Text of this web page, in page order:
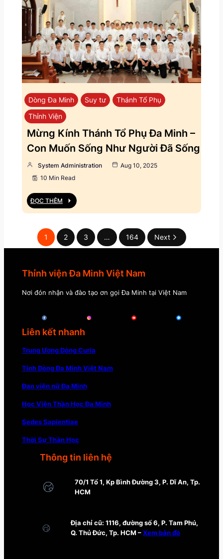
Dòng Đa Minh Suy tư
Thánh Tổ Phụ
Thỉnh Viện
Mừng Kính Thánh Tổ Phụ Đa Minh –
Con Muốn Sống Như Người Đã Sống
System Administration
Aug 10, 2025
10 Min Read
ĐỌC THÊM
1 2 3 … 164 Next
Thỉnh viện Đa Minh Việt Nam
Nơi đón nhận và đào tạo ơn gọi Đa Minh tại Việt Nam
Liên kết nhanh
Trung Ương Dòng Curia
Tỉnh Dòng Đa Minh Việt Nam
Đan viện nữ Đa Minh
Học Viện Thần Học Đa Minh
Sedes Sapientiae
Thời Sự Thần Học
Thông tin liên hệ
70/1 Tổ 1, Kp Bình Đường 3, P. Dĩ An, Tp.
HCM
Địa chỉ cũ: 1116, đường số 6, P. Tam Phú,
Q. Thủ Đức, Tp. HCM –Xem bản đồ